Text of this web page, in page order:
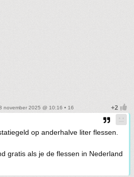
november 2025 @ 10:16 • 16
op anderhalve liter flessen.
gratis als je de flessen in Nederland